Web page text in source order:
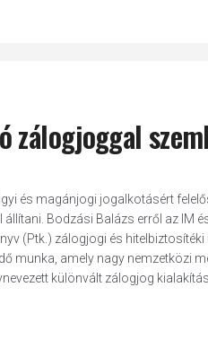
zálogjoggal
és magánjogi jogalkotásért
Bodzási Balázs erről az IM
(Ptk.) zálogjogi és
munka, amely nagy nemzetközi
különvált zálogjog